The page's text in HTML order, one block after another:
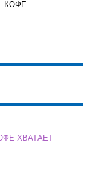
КОФЕ
ХВАТАЕТ